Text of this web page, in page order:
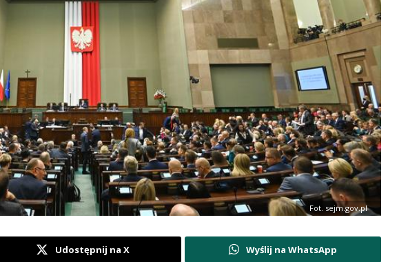
Fot. sejm.gov.pl
Udostępnij na X Wyślij na WhatsApp